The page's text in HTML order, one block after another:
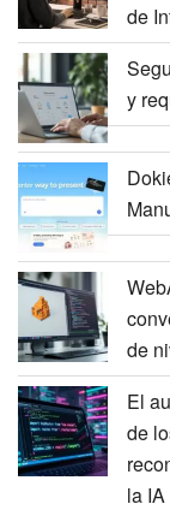
de
y
de
El
de
la IA